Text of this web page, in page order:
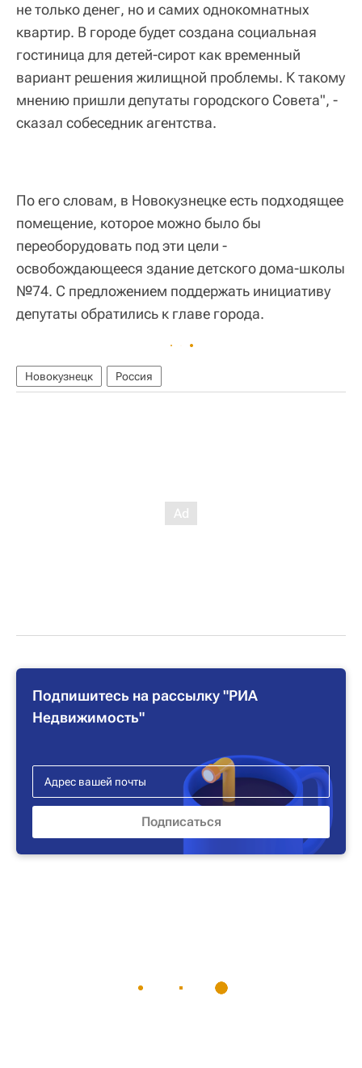
не только денег, но и самих однокомнатных
квартир. В городе будет создана социальная
гостиница для детей-сирот как временный
вариант решения жилищной проблемы. К такому
мнению пришли депутаты городского Совета", -
сказал собеседник агентства.
По его словам, в Новокузнецке есть подходящее
помещение, которое можно было бы
переоборудовать под эти цели -
освобождающееся здание детского дома-школы
№74. С предложением поддержать инициативу
депутаты обратились к главе города.
Новокузнецк Россия
Подпишитесь на рассылку "РИА
Недвижимость"